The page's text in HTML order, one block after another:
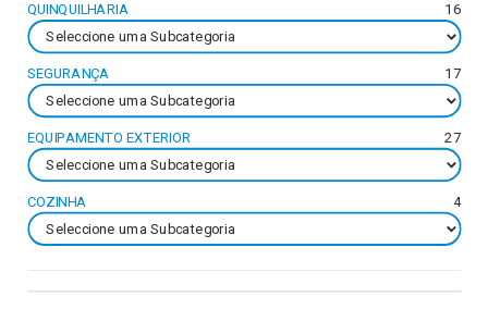
QUINQUILHARIA 16
SEGURANÇA 17
EQUIPAMENTO EXTERIOR 27
COZINHA 4